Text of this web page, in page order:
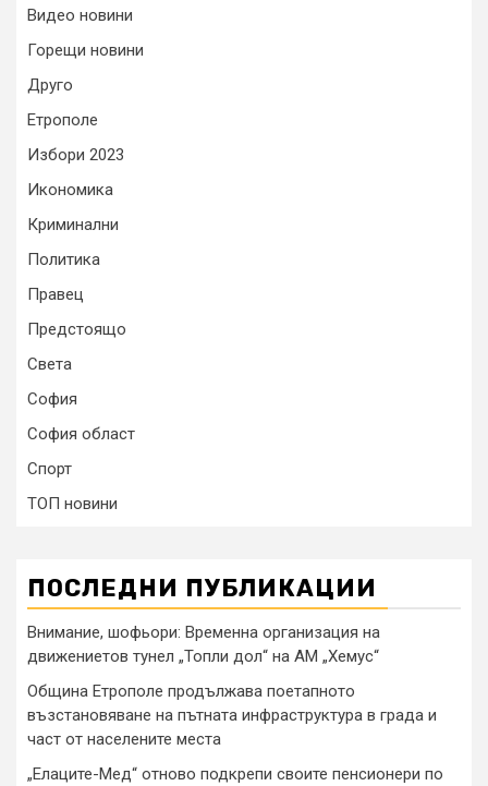
Видео новини
Горещи новини
Друго
Етрополе
Избори 2023
Икономика
Криминални
Политика
Правец
Предстоящо
Света
София
София област
Спорт
ТОП новини
ПОСЛЕДНИ ПУБЛИКАЦИИ
Внимание, шофьори: Временна организация на
движениетов тунел „Топли дол“ на АМ „Хемус“
Община Етрополе продължава поетапното
възстановяване на пътната инфраструктура в града и
част от населените места
„Елаците-Мед“ отново подкрепи своите пенсионери по